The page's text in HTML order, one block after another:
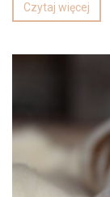
Czytaj więcej